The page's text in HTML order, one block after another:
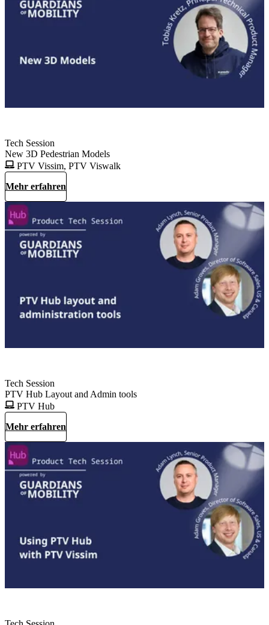
Tech Session
New 3D Pedestrian Models
PTV Vissim, PTV Viswalk
Mehr erfahren
Tech Session
PTV Hub Layout and Admin tools
PTV Hub
Mehr erfahren